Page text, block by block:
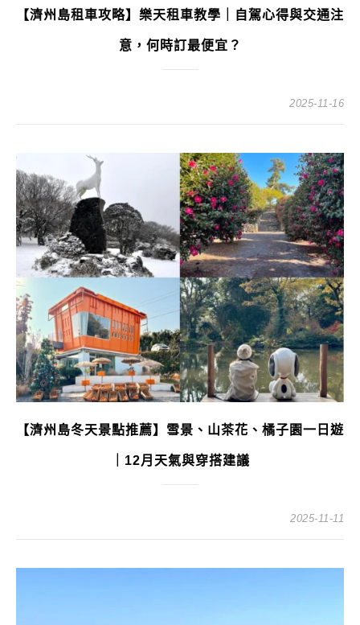
【濟州島租車攻略】樂天租車教學｜自駕心得與交通注
意，何時訂最便宜？
2025-11-16
【濟州島冬天景點推薦】雪景、山茶花、橘子園一日遊
｜12月天氣與穿搭建議
2025-11-11